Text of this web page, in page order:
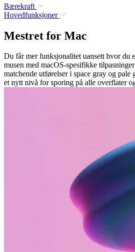
Bærekraft
Hovedfunksjoner
Mestret for Mac
Du får mer funksjonalitet uansett hvor du
musen med macOS-spesifikke
matchende utførelser i space gray og pale
et nytt nivå for sporing på alle overflater